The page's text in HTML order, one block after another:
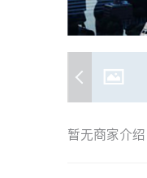
暂无商家介绍